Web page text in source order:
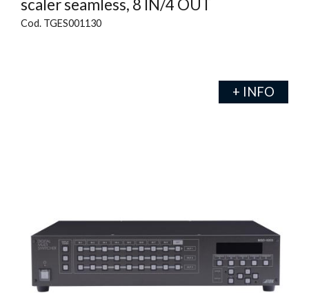
scaler seamless, 8 IN/4 OUT
Cod. TGES001130
+ INFO